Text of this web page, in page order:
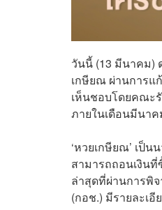
วันนี้ (13 มีนาคม)
เกษียณ ผ่านการแ
เห็นชอบโดยคณะ
ภายในเดือนมีนา
‘หวยเกษียณ’ เป็
สามารถถอนเงิน
ล่าสุดที่ผ่านการพิ
(กอช.) มีรายละเ